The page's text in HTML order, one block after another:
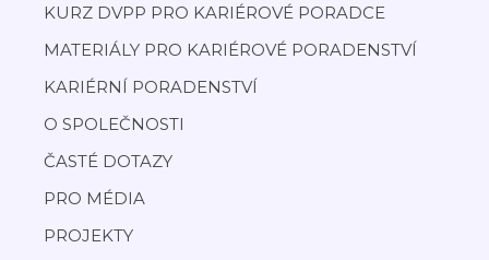
KURZ DVPP PRO KARIÉROVÉ PORADCE
MATERIÁLY PRO KARIÉROVÉ PORADENSTVÍ
KARIÉRNÍ PORADENSTVÍ
O SPOLEČNOSTI
ČASTÉ DOTAZY
PRO MÉDIA
PROJEKTY